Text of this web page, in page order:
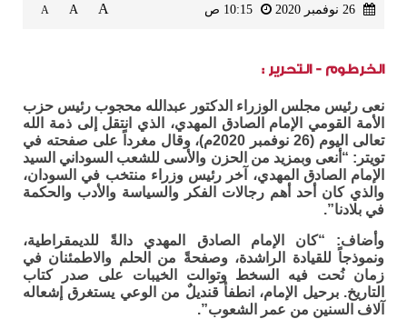
A
A
A
الخرطوم - التحرير :
نعى رئيس مجلس الوزراء الدكتور عبدالله محجوب رئيس حزب
الأمة القومي الإمام الصادق المهدي، الذي انتقل إلى ذمة الله
تعالى اليوم (26 نوفمبر 2020م)، وقال مغرداً على صفحته في
تويتر: “أنعى وبمزيد من الحزن والأسى للشعب السوداني السيد
الإمام الصادق المهدي، آخر رئيس وزراء منتخب في السودان،
والذي كان أحد أهم رجالات الفكر والسياسة والأدب والحكمة
في بلادنا”.
وأضاف: “كان الإمام الصادق المهدي دالةً للديمقراطية،
ونموذجاً للقيادة الراشدة، وصفحةً من الحلم والاطمئنان في
زمان نُحت فيه السخط وتوالت الخيبات على صدر كتاب
التاريخ. برحيل الإمام، انطفأ قنديلٌ من الوعي يستغرق إشعاله
آلاف السنين من عمر الشعوب”.